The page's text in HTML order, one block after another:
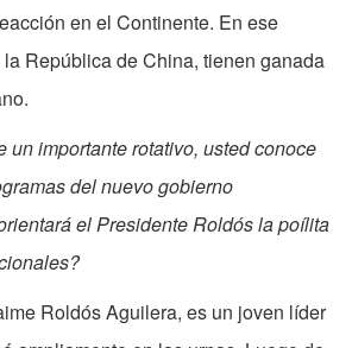
en el Continente. En ese
República de China, tienen ganada
un importante rotativo, usted conoce
del nuevo gobierno
el Presidente Roldós la poílita
Roldós Aguilera, es un joven líder